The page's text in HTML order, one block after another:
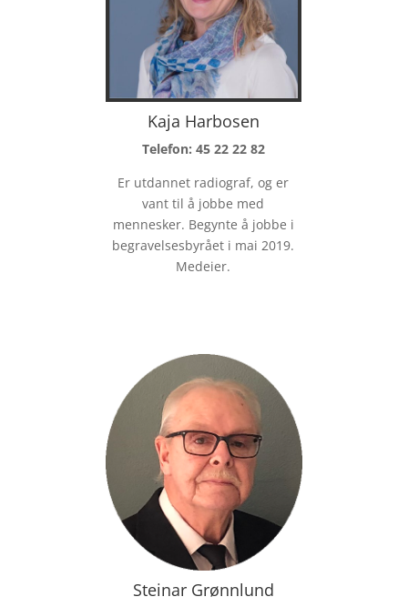
Kaja Harbosen
Telefon: 45 22 22 82
Er utdannet radiograf, og er
vant til å jobbe med
mennesker. Begynte å jobbe i
begravelsesbyrået i mai 2019.
Medeier.
Steinar Grønnlund